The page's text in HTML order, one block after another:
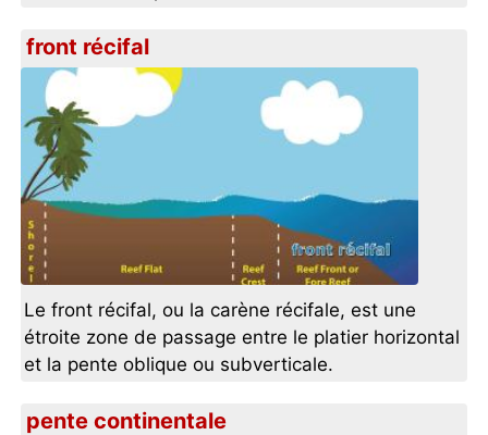
front récifal
Le front récifal, ou la carène récifale, est une
étroite zone de passage entre le platier horizontal
et la pente oblique ou subverticale.
pente continentale